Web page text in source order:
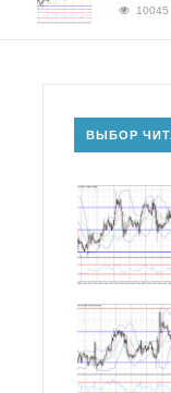
10045
ВЫБОР